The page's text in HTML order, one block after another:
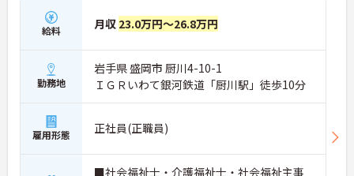
給料 月収 23.0万円～26.8万円
勤務地
岩手県 盛岡市 厨川4-10-1
ＩＧＲいわて銀河鉄道「厨川駅」徒歩10分
雇用形態 正社員(正職員)
■社会福祉士・介護福祉士・社会福祉主事